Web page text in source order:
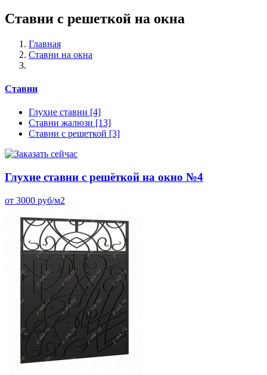
Ставни с решеткой на окна
Главная
Ставни на окна
Ставни
Глухие ставни [4]
Ставни жалюзи [13]
Ставни с решеткой [3]
Глухие ставни с решёткой на окно №4
от 3000 руб/м2